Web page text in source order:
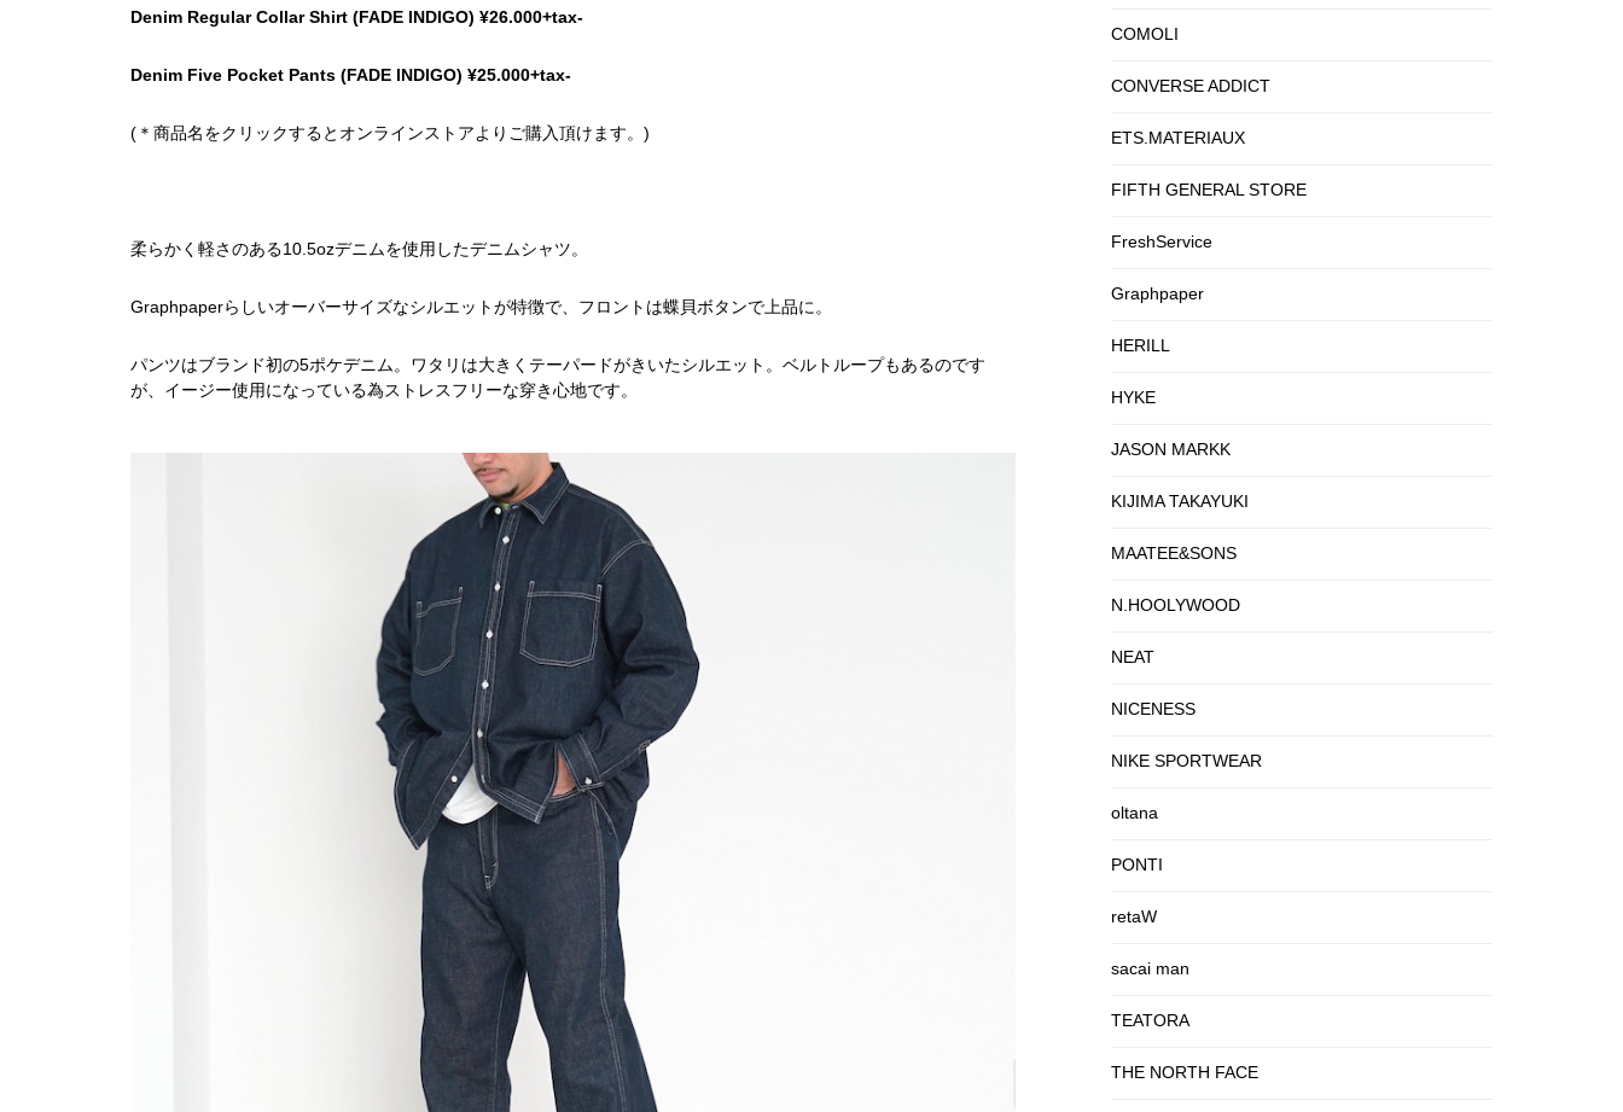
Denim Regular Collar Shirt (FADE INDIGO) ¥26.000+tax-
Denim Five Pocket Pants (FADE INDIGO) ¥25.000+tax-
(＊商品名をクリックするとオンラインストアよりご購入頂けます。)
柔らかく軽さのある10.5ozデニムを使用したデニムシャツ。
Graphpaperらしいオーバーサイズなシルエットが特徴で、フロントは蝶貝ボタンで上品に。
パンツはブランド初の5ポケデニム。ワタリは大きくテーパードがきいたシルエット。ベルトループもあるのです
が、イージー使用になっている為ストレスフリーな穿き心地です。
COMOLI
CONVERSE ADDICT
ETS.MATERIAUX
FIFTH GENERAL STORE
FreshService
Graphpaper
HERILL
HYKE
JASON MARKK
KIJIMA TAKAYUKI
MAATEE&SONS
N.HOOLYWOOD
NEAT
NICENESS
NIKE SPORTWEAR
oltana
PONTI
retaW
sacai man
TEATORA
THE NORTH FACE